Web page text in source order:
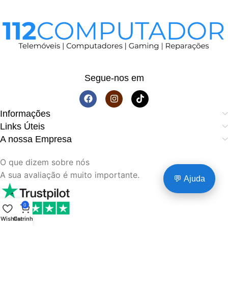
💬 Ajuda
Segue-nos em
Informações
Links Úteis
A nossa Empresa
O que dizem sobre nós
A sua avaliação é muito importante.
Wishlist
0
Carrinho